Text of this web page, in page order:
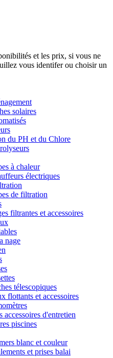
et les prix, si vous ne
vous identifer ou choisir un
solaires
du PH et du Chlore
à chaleur
électriques
de filtration
filtrantes et accessoires
nage
télescopiques
flottants et accessoires
accessoires d'entretien
piscines
blanc et couleur
et prises balai